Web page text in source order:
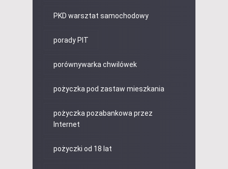
PKD warsztat samochodowy
porady PIT
porównywarka chwilówek
pożyczka pod zastaw mieszkania
pożyczka pozabankowa przez
Internet
pożyczki od 18 lat